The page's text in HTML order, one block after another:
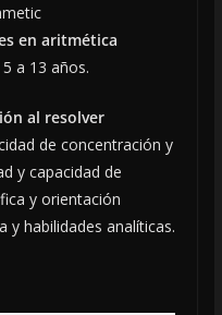
en aritmética
a 13 años.
al resolver
de concentración y
y capacidad de
y orientación
y habilidades analíticas.